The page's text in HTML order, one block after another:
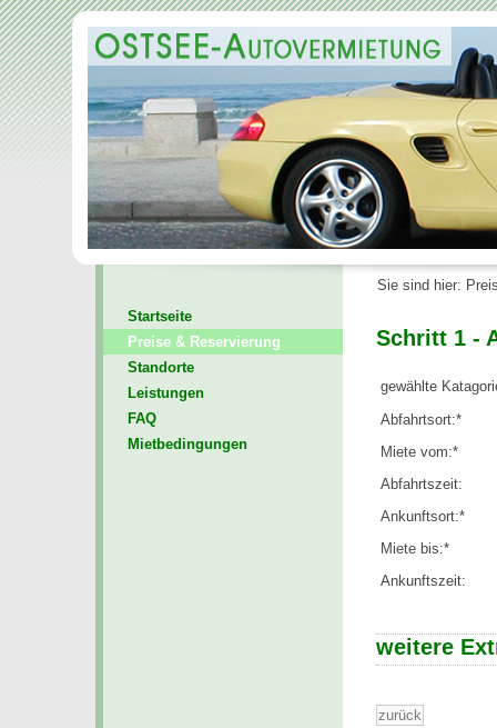
Sie sind hier:
Startseite
Preise & Reservierung
Standorte
Leistungen
FAQ
Mietbedingungen
Schritt 1 -
gewählte
Abfahrtsort:*
Miete vom:*
Abfahrtszeit:
Ankunftsort:*
Miete bis:*
Ankunftszeit:
weitere